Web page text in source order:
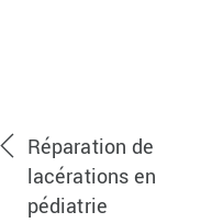
Réparation de
lacérations en
pédiatrie